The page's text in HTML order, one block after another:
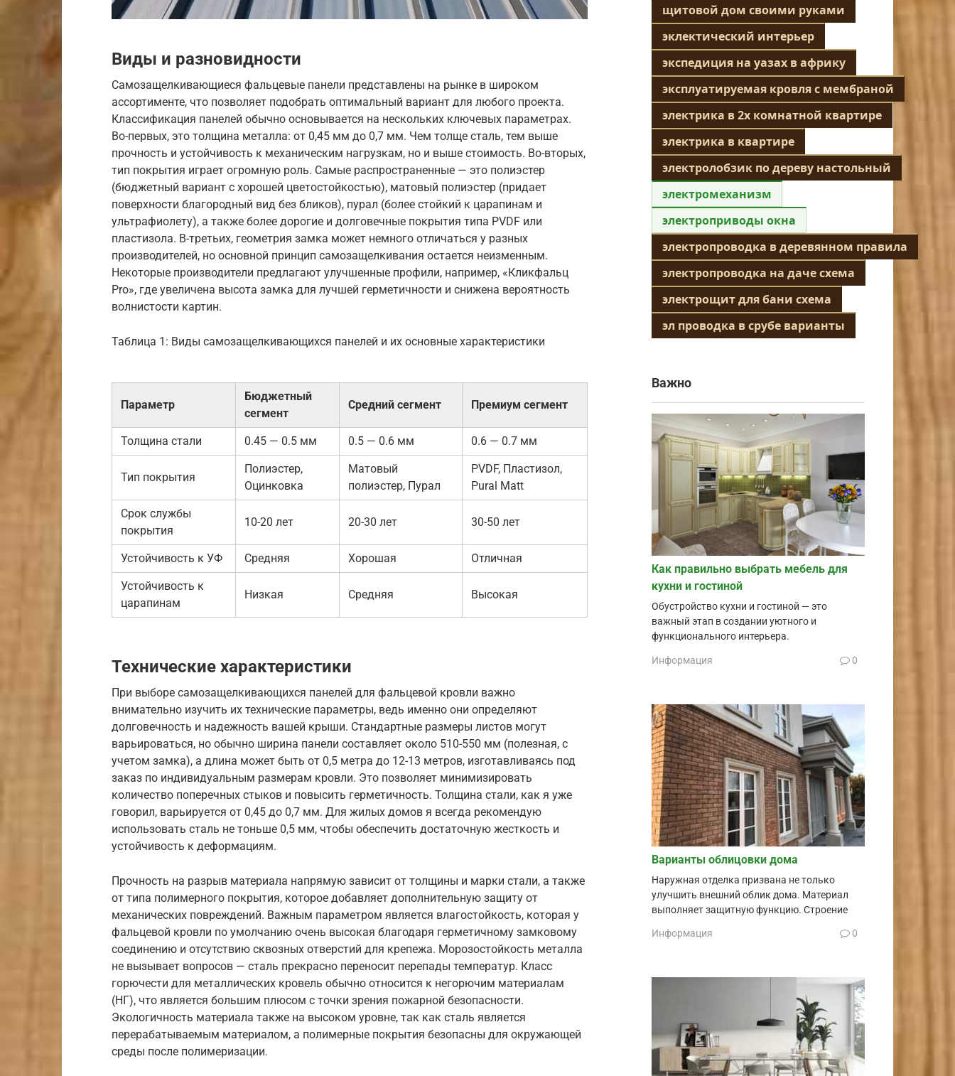
Виды и разновидности
Самозащелкивающиеся фальцевые панели представлены на рынке в широком
ассортименте, что позволяет подобрать оптимальный вариант для любого проекта.
Классификация панелей обычно основывается на нескольких ключевых параметрах.
Во-первых, это толщина металла: от 0,45 мм до 0,7 мм. Чем толще сталь, тем выше
прочность и устойчивость к механическим нагрузкам, но и выше стоимость. Во-вторых,
тип покрытия играет огромную роль. Самые распространенные — это полиэстер
(бюджетный вариант с хорошей цветостойкостью), матовый полиэстер (придает
поверхности благородный вид без бликов), пурал (более стойкий к царапинам и
ультрафиолету), а также более дорогие и долговечные покрытия типа PVDF или
пластизола. В-третьих, геометрия замка может немного отличаться у разных
производителей, но основной принцип самозащелкивания остается неизменным.
Некоторые производители предлагают улучшенные профили, например, «Кликфальц
Pro», где увеличена высота замка для лучшей герметичности и снижена вероятность
волнистости картин.
Таблица 1: Виды самозащелкивающихся панелей и их основные характеристики
Параметр
Бюджетный
сегмент
Средний сегмент Премиум сегмент
Толщина стали 0.45 — 0.5 мм 0.5 — 0.6 мм 0.6 — 0.7 мм
Тип покрытия
Полиэстер,
Оцинковка
Матовый
полиэстер, Пурал
PVDF, Пластизол,
Pural Matt
Срок службы
покрытия
10-20 лет 20-30 лет 30-50 лет
Устойчивость к УФ Средняя Хорошая Отличная
Устойчивость к
царапинам
Низкая Средняя Высокая
Технические характеристики
При выборе самозащелкивающихся панелей для фальцевой кровли важно
внимательно изучить их технические параметры, ведь именно они определяют
долговечность и надежность вашей крыши. Стандартные размеры листов могут
варьироваться, но обычно ширина панели составляет около 510-550 мм (полезная, с
учетом замка), а длина может быть от 0,5 метра до 12-13 метров, изготавливаясь под
заказ по индивидуальным размерам кровли. Это позволяет минимизировать
количество поперечных стыков и повысить герметичность. Толщина стали, как я уже
говорил, варьируется от 0,45 до 0,7 мм. Для жилых домов я всегда рекомендую
использовать сталь не тоньше 0,5 мм, чтобы обеспечить достаточную жесткость и
устойчивость к деформациям.
Прочность на разрыв материала напрямую зависит от толщины и марки стали, а также
от типа полимерного покрытия, которое добавляет дополнительную защиту от
механических повреждений. Важным параметром является влагостойкость, которая у
фальцевой кровли по умолчанию очень высокая благодаря герметичному замковому
соединению и отсутствию сквозных отверстий для крепежа. Морозостойкость металла
не вызывает вопросов — сталь прекрасно переносит перепады температур. Класс
горючести для металлических кровель обычно относится к негорючим материалам
(НГ), что является большим плюсом с точки зрения пожарной безопасности.
Экологичность материала также на высоком уровне, так как сталь является
перерабатываемым материалом, а полимерные покрытия безопасны для окружающей
среды после полимеризации.
щитовой дом своими руками
эклектический интерьер
экспедиция на уазах в африку
эксплуатируемая кровля с мембраной
электрика в 2х комнатной квартире
электрика в квартире
электролобзик по дереву настольный
электромеханизм
электроприводы окна
электропроводка в деревянном правила
электропроводка на даче схема
электрощит для бани схема
эл проводка в срубе варианты
Важно
Как правильно выбрать мебель для
кухни и гостиной
Обустройство кухни и гостиной — это
важный этап в создании уютного и
функционального интерьера.
Информация 0
Варианты облицовки дома
Наружная отделка призвана не только
улучшить внешний облик дома. Материал
выполняет защитную функцию. Строение
Информация 0